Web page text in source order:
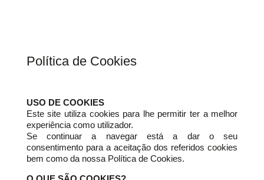
Política de Cookies
USO DE COOKIES
Este site utiliza cookies para lhe permitir ter a melhor
experiência como utilizador.
Se continuar a navegar está a dar o seu
consentimento para a aceitação dos referidos cookies
bem como da nossa Política de Cookies.